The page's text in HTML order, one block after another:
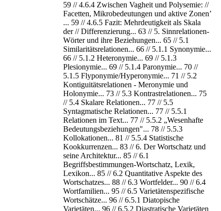
59 // 4.6.4 Zwischen Vagheit und Polysemie: //
Facetten, Mikrobedeutungen und aktive Zonen’
... 59 // 4.6.5 Fazit: Mehrdeutigkeit als Skala
der // Differenzierung... 63 // 5. Sinnrelationen-
Wörter und ihre Beziehungen... 65 // 5.1
Similaritätsrelationen... 66 // 5.1.1 Synonymie...
66 // 5.1.2 Heteronymie... 69 // 5.1.3
Plesionymie... 69 // 5.1.4 Paronymie... 70 //
5.1.5 Flyponymie/Hyperonymie... 71 // 5.2
Kontiguitätsrelationen - Meronymie und
Holonymie... 73 // 5.3 Kontrastrelationen... 75
// 5.4 Skalare Relationen... 77 // 5.5
Syntagmatische Relationen... 77 // 5.5.1
Relationen im Text... 77 // 5.5.2 „Wesenhafte
Bedeutungsbeziehungen"... 78 // 5.5.3
Kollokationen... 81 // 5.5.4 Statistische
Kookkurrenzen... 83 // 6. Der Wortschatz und
seine Architektur... 85 // 6.1
Begriffsbestimmungen-Wortschatz, Lexik,
Lexikon... 85 // 6.2 Quantitative Aspekte des
Wortschatzes... 88 // 6.3 Wortfelder... 90 // 6.4
Wortfamilien... 95 // 6.5 Varietätenspezifische
Wortschätze... 96 // 6.5.1 Diatopische
Varietäten... 96 // 6.5.2 Diastratische Varietäten